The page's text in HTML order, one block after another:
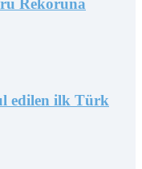
Rekoruna
edilen ilk Türk